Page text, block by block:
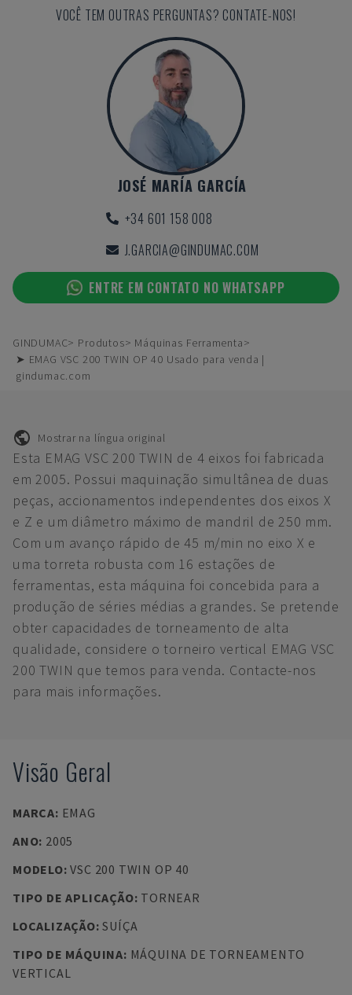
VOCÊ TEM OUTRAS PERGUNTAS? CONTATE-NOS!
JOSÉ MARÍA GARCÍA
+34 601 158 008
J.GARCIA@GINDUMAC.COM
ENTRE EM CONTATO NO WHATSAPP
GINDUMAC Produtos
Máquinas Ferramenta
➤ EMAG VSC 200 TWIN OP 40 Usado para venda |
gindumac.com
Mostrar na língua original
Esta EMAG VSC 200 TWIN de 4 eixos foi fabricada
em 2005. Possui maquinação simultânea de duas
peças, accionamentos independentes dos eixos X
e Z e um diâmetro máximo de mandril de 250 mm.
Com um avanço rápido de 45 m/min no eixo X e
uma torreta robusta com 16 estações de
ferramentas, esta máquina foi concebida para a
produção de séries médias a grandes. Se pretende
obter capacidades de torneamento de alta
qualidade, considere o torneiro vertical EMAG VSC
200 TWIN que temos para venda. Contacte-nos
para mais informações.
Visão Geral
MARCA: EMAG
ANO: 2005
MODELO:VSC 200 TWIN OP 40
TIPO DE APLICAÇÃO: TORNEAR
LOCALIZAÇÃO:SUÍÇA
TIPO DE MÁQUINA: MÁQUINA DE TORNEAMENTO
VERTICAL